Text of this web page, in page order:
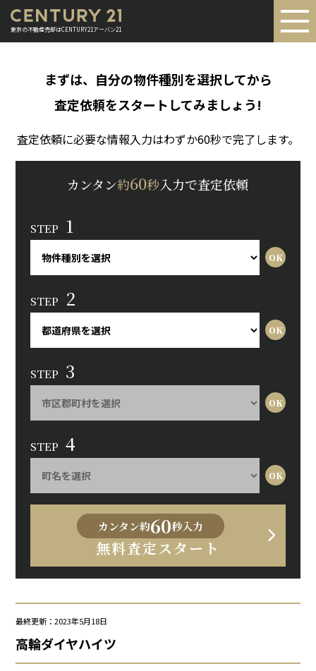
東京の不動産売却はCENTURY21アーバン21
まずは、自分の物件種別を選択してから
査定依頼をスタートしてみましょう!
査定依頼に必要な情報入力はわずか60秒で完了します。
カンタン約60秒入力で査定依頼
STEP 1
STEP 2
STEP 3
STEP 4
カンタン約60秒入力
無料査定スタート
最終更新：2023年5月18日
高輪ダイヤハイツ